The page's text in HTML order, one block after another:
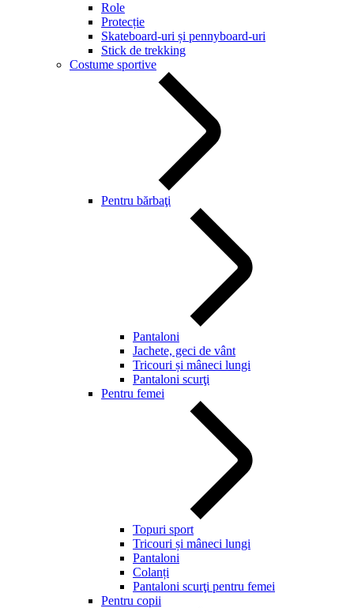
Role
Protecție
Skateboard-uri și pennyboard-uri
Stick de trekking
Costume sportive
Pentru bărbaţi
Pantaloni
Jachete, geci de vânt
Tricouri și mâneci lungi
Pantaloni scurţi
Pentru femei
Topuri sport
Tricouri și mâneci lungi
Pantaloni
Colanți
Pantaloni scurţi pentru femei
Pentru copii